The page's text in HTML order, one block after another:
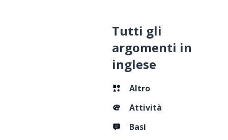
Tutti gli
argomenti in
inglese
Altro
Attività
Basi